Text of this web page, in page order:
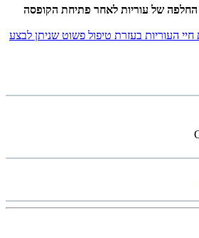
של עוריות לאחר פתיחת הקופסה
העוריות בעזרת טיפול פשוט שניתן לבצע